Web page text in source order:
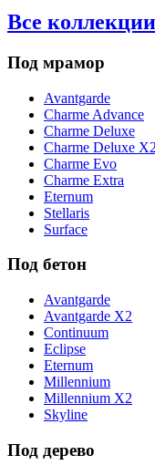
Все
Под мрамор
Avantgarde
Charme Advance
Charme Deluxe
Charme Deluxe X2
Charme Evo
Charme Extra
Eternum
Stellaris
Surface
Под бетон
Avantgarde
Avantgarde X2
Continuum
Eclipse
Eternum
Millennium
Millennium X2
Skyline
Под дерево